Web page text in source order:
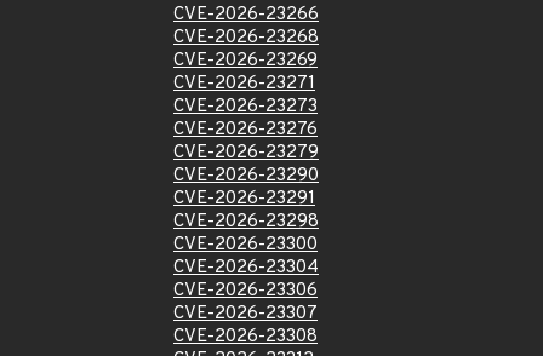
CVE-2026-23266
CVE-2026-23268
CVE-2026-23269
CVE-2026-23271
CVE-2026-23273
CVE-2026-23276
CVE-2026-23279
CVE-2026-23290
CVE-2026-23291
CVE-2026-23298
CVE-2026-23300
CVE-2026-23304
CVE-2026-23306
CVE-2026-23307
CVE-2026-23308